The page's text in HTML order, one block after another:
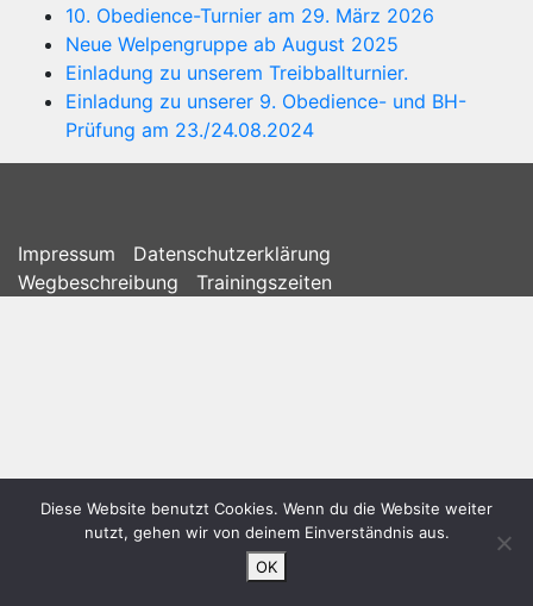
10. Obedience-Turnier am 29. März 2026
Neue Welpengruppe ab August 2025
Einladung zu unserem Treibballturnier.
Einladung zu unserer 9. Obedience- und BH-
Prüfung am 23./24.08.2024
Impressum
Datenschutzerklärung
Wegbeschreibung
Trainingszeiten
Diese Website benutzt Cookies. Wenn du die Website weiter
nutzt, gehen wir von deinem Einverständnis aus.
OK